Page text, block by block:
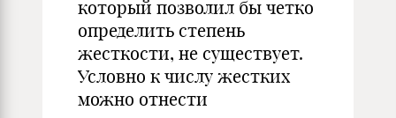
который позволил бы четко
определить степень
жесткости, не существует.
Условно к числу жестких
можно отнести